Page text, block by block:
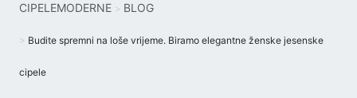
CIPELEMODERNE BLOG
Budite spremni na loše vrijeme. Biramo elegantne ženske jesenske
cipele